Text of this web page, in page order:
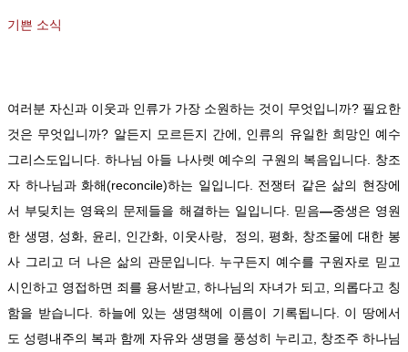
기쁜 소식
여러분 자신과 이웃과 인류가 가장 소원하는 것이 무엇입니까? 필요한
것은 무엇입니까? 알든지 모르든지 간에, 인류의 유일한 희망인 예수
그리스도입니다. 하나님 아들 나사렛 예수의 구원의 복음입니다. 창조
자 하나님과 화해(reconcile)하는 일입니다. 전쟁터 같은 삶의 현장에
서 부딪치는 영육의 문제들을 해결하는 일입니다. 믿음―중생은 영원
한 생명, 성화, 윤리, 인간화, 이웃사랑, 정의, 평화, 창조물에 대한 봉
사 그리고 더 나은 삶의 관문입니다. 누구든지 예수를 구원자로 믿고
시인하고 영접하면 죄를 용서받고, 하나님의 자녀가 되고, 의롭다고 칭
함을 받습니다. 하늘에 있는 생명책에 이름이 기록됩니다. 이 땅에서
도 성령내주의 복과 함께 자유와 생명을 풍성히 누리고, 창조주 하나님